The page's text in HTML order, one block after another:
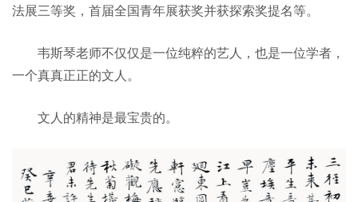
法展三等奖，首届全国青年展获奖并获探索奖提名等。
韦斯琴老师不仅仅是一位纯粹的艺人，也是一位学者，
一个真真正正的文人。
文人的精神是最宝贵的。